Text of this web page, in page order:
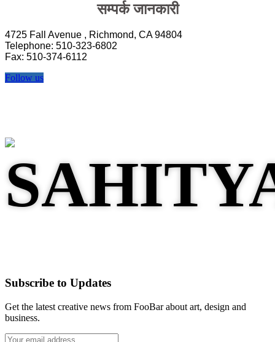
सम्पर्क जानकारी
4725 Fall Avenue , Richmond, CA 94804
Telephone: 510-323-6802
Fax: 510-374-6112
Follow us
Subscribe to Updates
Get the latest creative news from FooBar about art, design and
business.